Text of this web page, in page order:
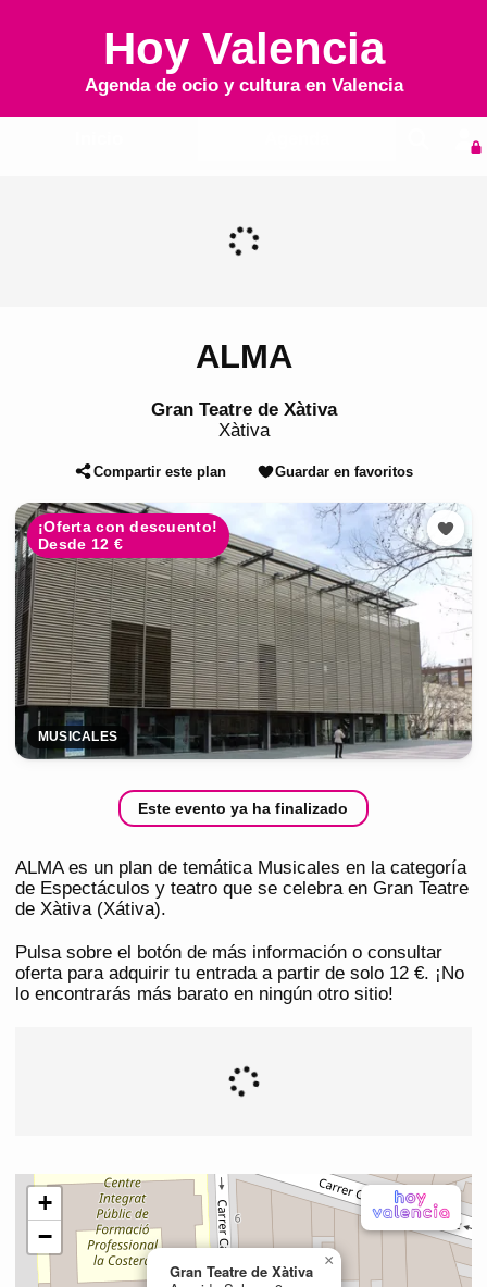
Hoy Valencia
Agenda de ocio y cultura en Valencia
ALMA
Gran Teatre de Xàtiva
Xàtiva
Compartir este plan Guardar en favoritos
¡Oferta con descuento!
Desde 12 €
MUSICALES
Este evento ya ha finalizado
ALMA es un plan de temática Musicales en la categoría
de Espectáculos y teatro que se celebra en Gran Teatre
de Xàtiva (Xátiva).
Pulsa sobre el botón de más información o consultar
oferta para adquirir tu entrada a partir de solo 12 €. ¡No
lo encontrarás más barato en ningún otro sitio!